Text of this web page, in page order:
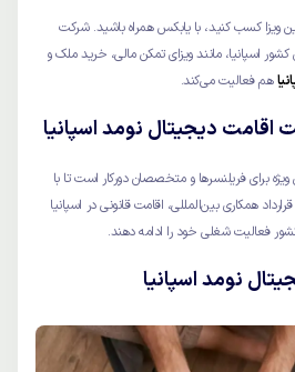
این ویزا کسب کنید، با یابکس همراه باشید. شرکت
اسپانیا، مانند ویزای تمکن مالی، خرید ملک و
هم فعالیت می‌کند.
اقامت دیجیتال نومد اسپانیا
برای فریلنسرها و متخصصان دورکار است تا با
همکاری بین‌المللی، اقامت قانونی در اسپانیا
فعالیت شغلی خود را ادامه دهند.
نومد اسپانیا